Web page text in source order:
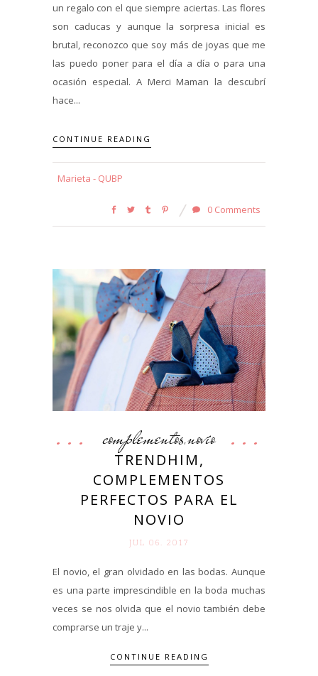
un regalo con el que siempre aciertas. Las flores
son caducas y aunque la sorpresa inicial es
brutal, reconozco que soy más de joyas que me
las puedo poner para el día a día o para una
ocasión especial. A Merci Maman la descubrí
hace...
CONTINUE READING
Marieta - QUBP
0 Comments
complementos,novio
TRENDHIM,
COMPLEMENTOS
PERFECTOS PARA EL
NOVIO
JUL 06. 2017
El novio, el gran olvidado en las bodas. Aunque
es una parte imprescindible en la boda muchas
veces se nos olvida que el novio también debe
comprarse un traje y...
CONTINUE READING